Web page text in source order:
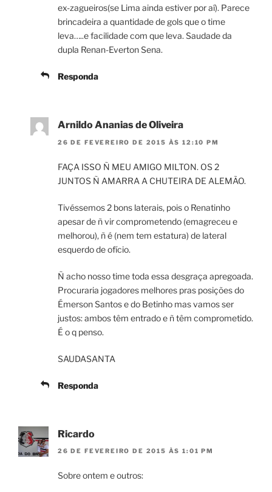
ex-zagueiros(se Lima ainda estiver por aí). Parece
brincadeira a quantidade de gols que o time
leva…..e facilidade com que leva. Saudade da
dupla Renan-Everton Sena.
Responda
Arnildo Ananias de Oliveira
26 DE FEVEREIRO DE 2015 ÀS 12:10 PM
FAÇA ISSO Ñ MEU AMIGO MILTON. OS 2
JUNTOS Ñ AMARRA A CHUTEIRA DE ALEMÃO.
Tivéssemos 2 bons laterais, pois o Renatinho
apesar de ñ vir comprometendo (emagreceu e
melhorou), ñ é (nem tem estatura) de lateral
esquerdo de ofício.
Ñ acho nosso time toda essa desgraça apregoada.
Procuraria jogadores melhores pras posições do
Émerson Santos e do Betinho mas vamos ser
justos: ambos têm entrado e ñ têm comprometido.
É o q penso.
SAUDASANTA
Responda
Ricardo
26 DE FEVEREIRO DE 2015 ÀS 1:01 PM
Sobre ontem e outros: